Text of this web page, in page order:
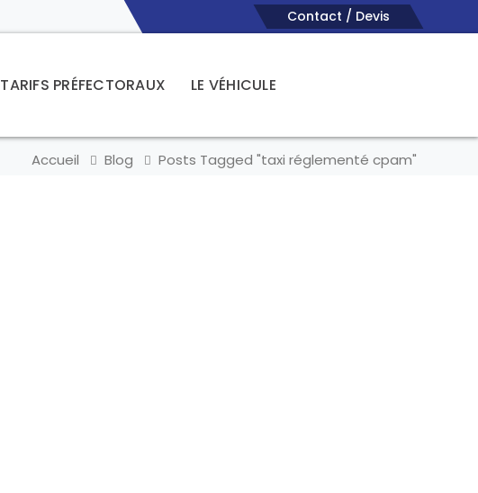
Contact / Devis
TARIFS PRÉFECTORAUX LE VÉHICULE
Accueil Blog Posts Tagged "taxi réglementé cpam"